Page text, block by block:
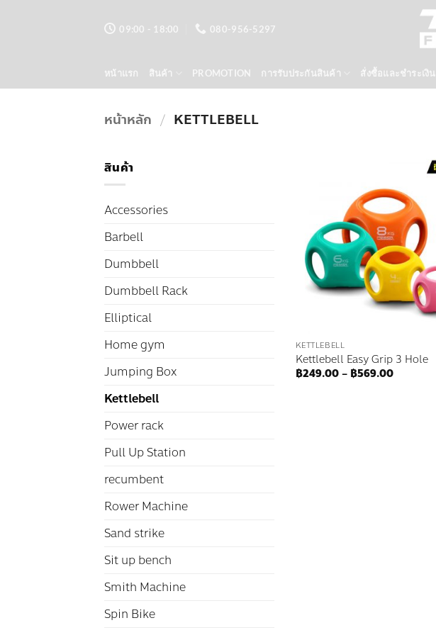
09:00 - 18:00 080-956-5297
หน้าแรก สินค้า PROMOTION การรับประกันสินค้า สั่งซื้อและชำระเงิน
หน้าหลัก / KETTLEBELL
สินค้า
Accessories
Barbell
Dumbbell
Dumbbell Rack
Elliptical
Home gym
Jumping Box
Kettlebell
Power rack
Pull Up Station
recumbent
Rower Machine
Sand strike
Sit up bench
Smith Machine
Spin Bike
KETTLEBELL
Kettlebell Easy Grip 3 Hole
฿249.00– ฿569.00Price